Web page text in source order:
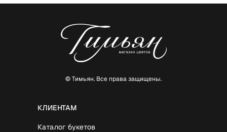
© Тимьян. Все права защищены.
КЛИЕНТАМ
Каталог букетов